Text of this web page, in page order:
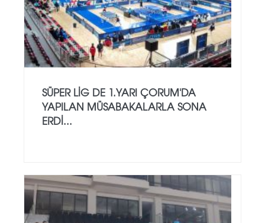
SÜPER LİG DE 1.YARI ÇORUM'DA
YAPILAN MÜSABAKALARLA SONA
ERDİ...